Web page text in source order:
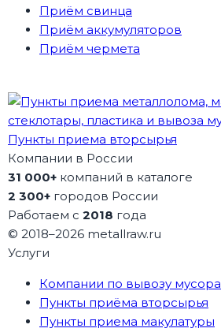
Приём свинца
Приём аккумуляторов
Приём чермета
Пункты приема вторсырья
Компании в России
31 000+ компаний в каталоге
2 300+ городов России
Работаем с 2018 года
© 2018–2026 metallraw.ru
Услуги
Компании по вывозу мусора
Пункты приёма вторсырья
Пункты приема макулатуры